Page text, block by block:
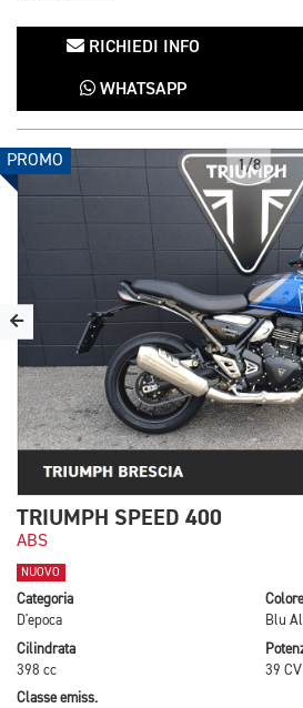
RICHIEDI INFO
WHATSAPP
PROMO 1/8
TRIUMPH SPEED 400
ABS
NUOVO
Categoria
D'epoca
Colore
Blu
Cilindrata
398 cc
39
Classe emiss.